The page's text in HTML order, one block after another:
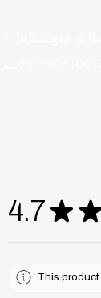
4.7 ★ ★
This product